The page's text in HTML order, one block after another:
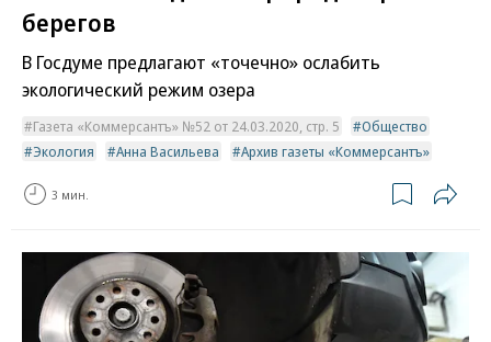
берегов
В Госдуме предлагают «точечно» ослабить
экологический режим озера
Газета «Коммерсантъ» №52 от 24.03.2020, стр. 5
Общество
Экология
Анна Васильева Архив газеты «Коммерсантъ»
3 мин.